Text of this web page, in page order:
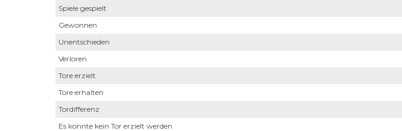
Spiele gespielt
Gewonnen
Unentschieden
Verloren
Tore erzielt
Tore erhalten
Tordifferenz
Es konnte kein Tor erzielt werden